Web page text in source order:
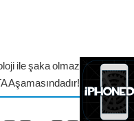
ile şaka olmaz
Aşamasındadır!